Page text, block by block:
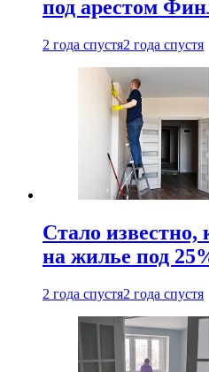
под арестом
2 года спустя2 года спустя
Стало известно,
на жилье под
2 года спустя2 года спустя